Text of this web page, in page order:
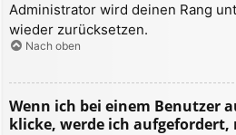
Administrator wird deinen Rang
wieder zurücksetzen.
Nach oben
Wenn ich bei einem Benutzer
klicke, werde ich aufgefordert,